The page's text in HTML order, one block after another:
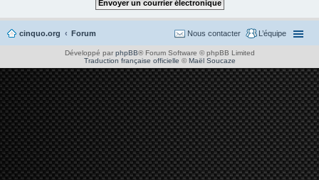
cinquo.org Forum L’équipe
Nous contacter
Développé par phpBB® Forum Software © phpBB Limited
Traduction française officielle ©Maël Soucaze